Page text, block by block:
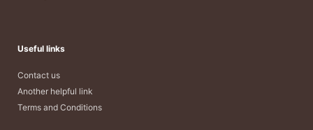
Useful links
Contact us
Another helpful link
Terms and Conditions